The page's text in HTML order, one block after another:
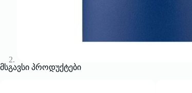
მსგავსი პროდუქტები